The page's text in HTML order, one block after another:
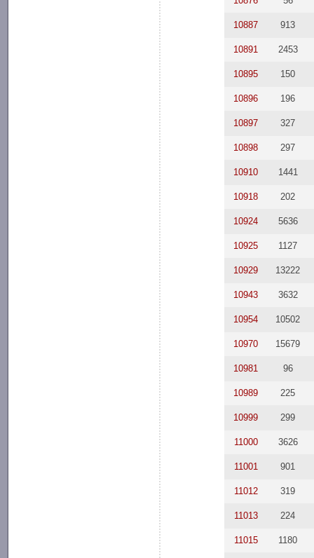
10887 913
10891 2453
10895 150
10896 196
10897 327
10898 297
10910 1441
10918 202
10924 5636
10925 1127
10929 13222
10943 3632
10954 10502
10970 15679
10981 96
10989 225
10999 299
11000 3626
11001 901
11012 319
11013 224
11015 1180